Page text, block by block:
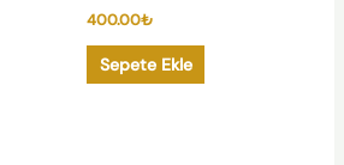
400.00₺
Sepete Ekle